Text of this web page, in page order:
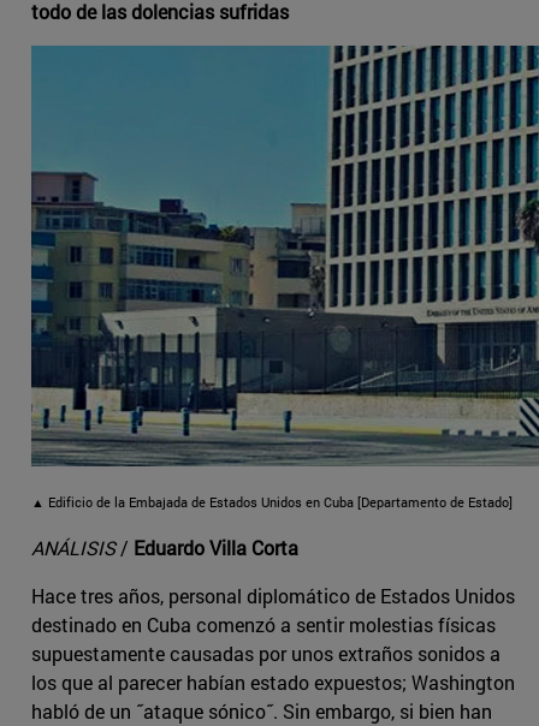
todo de las dolencias sufridas
▲ Edificio de la Embajada de Estados Unidos en Cuba [Departamento de Estado]
ANÁLISIS/ Eduardo Villa Corta
Hace tres años, personal diplomático de Estados Unidos
destinado en Cuba comenzó a sentir molestias físicas
supuestamente causadas por unos extraños sonidos a
los que al parecer habían estado expuestos; Washington
habló de un ˝ataque sónico˝. Sin embargo, si bien han